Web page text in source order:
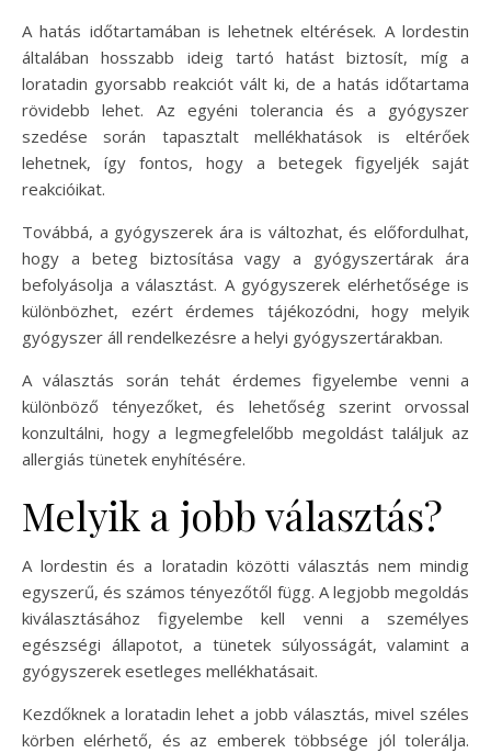
A hatás időtartamában is lehetnek eltérések. A lordestin
általában hosszabb ideig tartó hatást biztosít, míg a
loratadin gyorsabb reakciót vált ki, de a hatás időtartama
rövidebb lehet. Az egyéni tolerancia és a gyógyszer
szedése során tapasztalt mellékhatások is eltérőek
lehetnek, így fontos, hogy a betegek figyeljék saját
reakcióikat.
Továbbá, a gyógyszerek ára is változhat, és előfordulhat,
hogy a beteg biztosítása vagy a gyógyszertárak ára
befolyásolja a választást. A gyógyszerek elérhetősége is
különbözhet, ezért érdemes tájékozódni, hogy melyik
gyógyszer áll rendelkezésre a helyi gyógyszertárakban.
A választás során tehát érdemes figyelembe venni a
különböző tényezőket, és lehetőség szerint orvossal
konzultálni, hogy a legmegfelelőbb megoldást találjuk az
allergiás tünetek enyhítésére.
Melyik a jobb választás?
A lordestin és a loratadin közötti választás nem mindig
egyszerű, és számos tényezőtől függ. A legjobb megoldás
kiválasztásához figyelembe kell venni a személyes
egészségi állapotot, a tünetek súlyosságát, valamint a
gyógyszerek esetleges mellékhatásait.
Kezdőknek a loratadin lehet a jobb választás, mivel széles
körben elérhető, és az emberek többsége jól tolerálja.